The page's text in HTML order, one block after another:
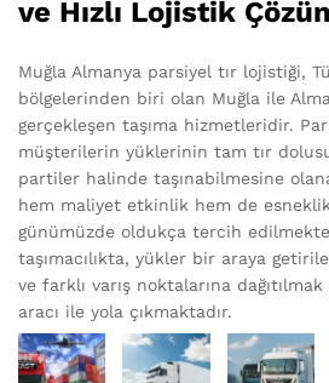
ve Hızlı Lojistik
Muğla Almanya parsiyel tır lojistiği,
bölgelerinden biri olan Muğla ile
gerçekleşen taşıma hizmetleridir.
müşterilerin yüklerinin tam tır
partiler halinde taşınabilmesine
hem maliyet etkinlik hem de
günümüzde oldukça tercih
taşımacılıkta, yükler bir araya
ve farklı varış noktalarına
aracı ile yola çıkmaktadır.